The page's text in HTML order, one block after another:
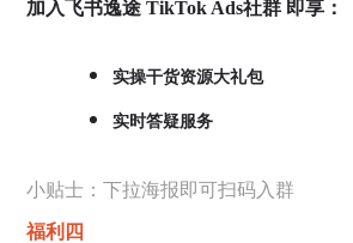
加入飞书逸途 TikTok Ads社群 即享：
实操干货资源大礼包
实时答疑服务
小贴士：下拉海报即可扫码入群
福利四